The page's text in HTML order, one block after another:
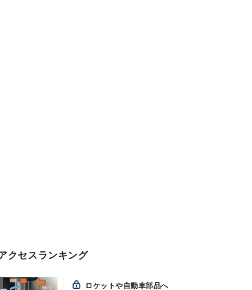
クセスランキング